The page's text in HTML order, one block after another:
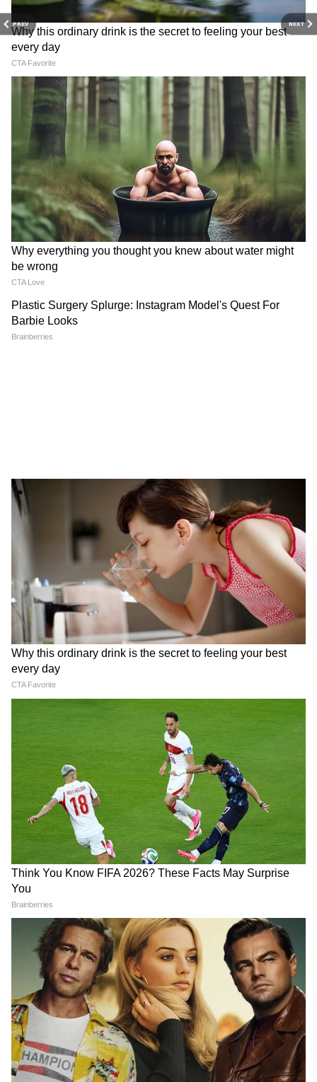
PREV NEXT
Image Credit : Gemini Ai
पानी की बोतल रखना न भूलें
गर्मियों में शरीर को हाइड्रेट रखना सबसे जरूरी होता है।
ऑफिस जाते समय हमेशा अपने साथ पानी की बोतल
रखें। पर्याप्त पानी पीने से शरीर में ऊर्जा बनी रहती है और
डिहाइड्रेशन की समस्या से बचाव होता है। यदि संभव हो
तो इंसुलेटेड बोतल का इस्तेमाल करें, ताकि पानी लंबे
समय तक ठंडा और ताजा बना रहे।
ये भी पढ़ें- बढ़ जाएगी घर की लग्जरी और खूबसूरती,
बेडरूम के लिए देखें 5 Sliding Wardrobe
Designs
4
6
वेट वाइप्स से दूर करें चिपचिपाहट
पसीने और धूल के कारण गर्मियों में त्वचा चिपचिपी
महसूस हो सकती है। वेट वाइप्स या टिश्यू पेपर बैग में
रखने से आप आसानी से चेहरे और हाथों को साफ कर
सकती हैं। यह आपको पूरे दिन साफ-सुथरा और
आत्मविश्वास से भरा महसूस कराने में मदद करता है।
5
6
Image Credit :
सनस्क्रीन रखें हमेशा साथ
अगर आपको दिन में ऑफिस के बाहर भी निकलना पड़ता
है, तो बैग में सनस्क्रीन जरूर रखें। हर कुछ घंटों में
सनस्क्रीन दोबारा लगाने से त्वचा को सूरज की हानिकारक
किरणों से सुरक्षा मिलती है। इससे टैनिंग और सन डैमेज
की संभावना भी कम हो जाती है।
ये भी पढ़ें-गर्मियों में सबसे स्टाइलिश दिखना है? ट्राई
करें ये 6 ट्रेंडी सनग्लास डिजाइन
6
6